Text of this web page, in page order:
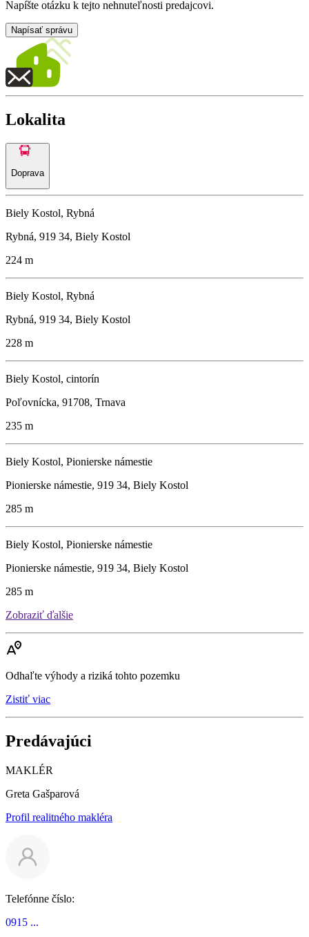
Napíšte otázku k tejto nehnuteľnosti predajcovi.
Napísať správu
Lokalita
Doprava
Biely Kostol, Rybná
Rybná, 919 34, Biely Kostol
224 m
Biely Kostol, Rybná
Rybná, 919 34, Biely Kostol
228 m
Biely Kostol, cintorín
Poľovnícka, 91708, Trnava
235 m
Biely Kostol, Pionierske námestie
Pionierske námestie, 919 34, Biely Kostol
285 m
Biely Kostol, Pionierske námestie
Pionierske námestie, 919 34, Biely Kostol
285 m
Zobraziť ďalšie
Odhaľte výhody a riziká tohto pozemku
Zistiť viac
Predávajúci
MAKLÉR
Greta Gašparová
Profil realitného makléra
Telefónne číslo:
0915 ...